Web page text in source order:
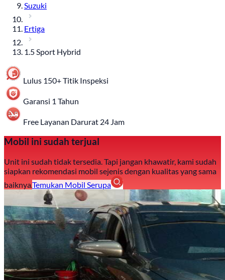
Suzuki
Ertiga
1.5 Sport Hybrid
Lulus 150+ Titik Inspeksi
Garansi 1 Tahun
Free Layanan Darurat 24 Jam
Mobil ini sudah terjual
Unit ini sudah tidak tersedia. Tapi jangan khawatir, kami sudah
siapkan rekomendasi mobil sejenis dengan kualitas yang sama
baiknya.Temukan Mobil Serupa